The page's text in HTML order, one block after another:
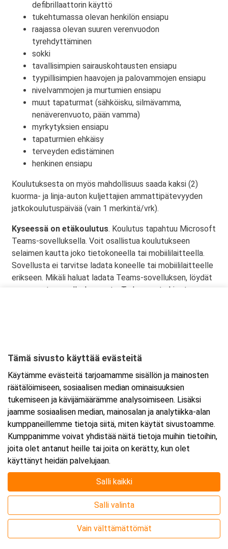
defibrillaattorin käyttö
tukehtumassa olevan henkilön ensiapu
raajassa olevan suuren verenvuodon
tyrehdyttäminen
sokki
tavallisimpien sairauskohtausten ensiapu
tyypillisimpien haavojen ja palovammojen ensiapu
nivelvammojen ja murtumien ensiapu
muut tapaturmat (sähköisku, silmävamma,
nenäverenvuoto, pään vamma)
myrkytyksien ensiapu
tapaturmien ehkäisy
terveyden edistäminen
henkinen ensiapu
Koulutuksesta on myös mahdollisuus saada kaksi (2)
kuorma- ja linja-auton kuljettajien ammattipätevyyden
jatkokoulutuspäivää (vain 1 merkintä/vrk).
Kyseessä on etäkoulutus. Koulutus tapahtuu Microsoft
Teams-sovelluksella. Voit osallistua koulutukseen
selaimen kautta joko tietokoneella tai mobiililaitteella.
Sovellusta ei tarvitse ladata koneelle tai mobiililaitteelle
erikseen. Mikäli haluat ladata Teams-sovelluksen, löydät
sen omasta sovelluskaupasta. Tarkemmat ohjeet
Ajankohta
Alkaa:12.10.2026 08:30
Päättyy:13.10.2026 15:30
Lisää tapahtuma kalenteriisi
Webinaari
Tämä sivusto käyttää evästeitä
Käytämme evästeitä tarjoamamme sisällön ja mainosten
räätälöimiseen, sosiaalisen median ominaisuuksien
tukemiseen ja kävijämäärämme analysoimiseen. Lisäksi
jaamme sosiaalisen median, mainosalan ja analytiikka-alan
kumppaneillemme tietoja siitä, miten käytät sivustoamme.
Kumppanimme voivat yhdistää näitä tietoja muihin tietoihin,
joita olet antanut heille tai joita on kerätty, kun olet
käyttänyt heidän palvelujaan.
Salli kaikki
Salli valinta
Vain välttämättömät